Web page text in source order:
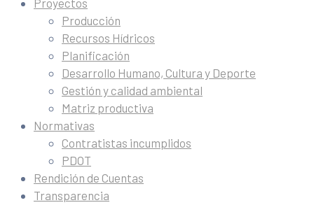
Proyectos
Producción
Recursos Hídricos
Planificación
Desarrollo Humano, Cultura y Deporte
Gestión y calidad ambiental
Matriz productiva
Normativas
Contratistas incumplidos
PDOT
Rendición de Cuentas
Transparencia